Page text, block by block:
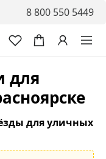
8 800 550 5449
для
для уличных